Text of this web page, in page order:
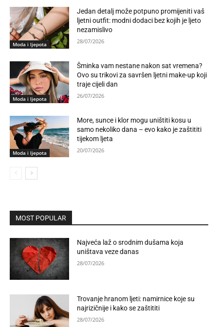
Moda i ljepota
Jedan detalj može potpuno promijeniti vaš
ljetni outfit: modni dodaci bez kojih je ljeto
nezamislivo
28/07/2026
Moda i ljepota
Šminka vam nestane nakon sat vremena?
Ovo su trikovi za savršen ljetni make-up koji
traje cijeli dan
26/07/2026
Moda i ljepota
More, sunce i klor mogu uništiti kosu u
samo nekoliko dana – evo kako je zaštititi
tijekom ljeta
20/07/2026
MOST POPULAR
Najveća laž o srodnim dušama koja
uništava veze danas
28/07/2026
Trovanje hranom ljeti: namirnice koje su
najrizičnije i kako se zaštititi
28/07/2026